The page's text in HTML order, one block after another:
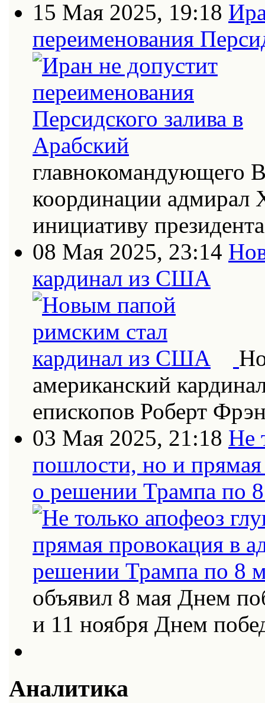
15 Мая 2025, 19:18
переименования
главнокомандующего
координации адмирал
инициативу
08 Мая 2025, 23:14
кардинал из США
американский
епископов Роберт
03 Мая 2025, 21:18 Не
пошлости, но и
о решении Трампа по
объявил 8 мая Днем
и 11 ноября Днем
Аналитика